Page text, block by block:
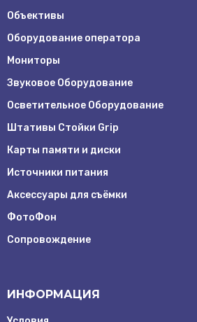
Объективы
Оборудование оператора
Мониторы
Звуковое Оборудование
Осветительное Оборудование
Штативы Стойки Grip
Карты памяти и диски
Источники питания
Аксессуары для съёмки
ФотоФон
Сопровождение
ИНФОРМАЦИЯ